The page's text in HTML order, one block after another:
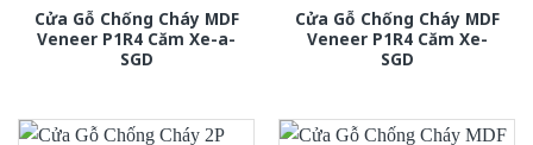
Cửa Gỗ Chống Cháy MDF
Veneer P1R4 Căm Xe-a-
SGD
Cửa Gỗ Chống Cháy MDF
Veneer P1R4 Căm Xe-
SGD